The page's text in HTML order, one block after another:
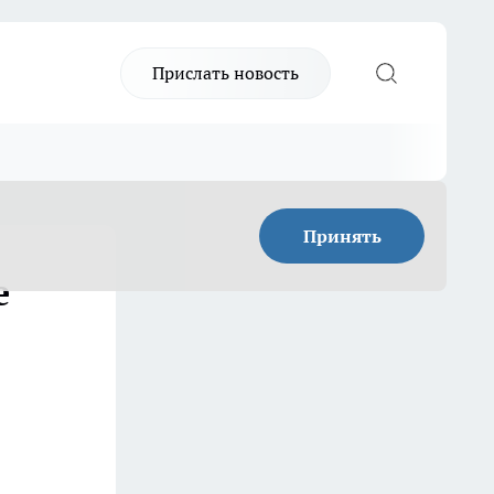
Прислать новость
Принять